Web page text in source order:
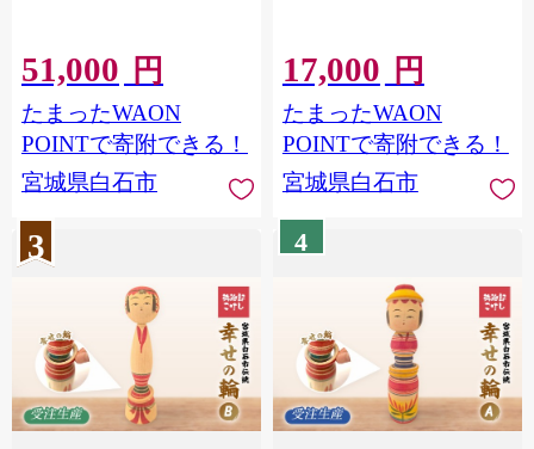
51,000 円
たまったWAON
POINTで寄附できる！
宮城県白石市
17,000 円
たまったWAON
POINTで寄附できる！
宮城県白石市
3 4